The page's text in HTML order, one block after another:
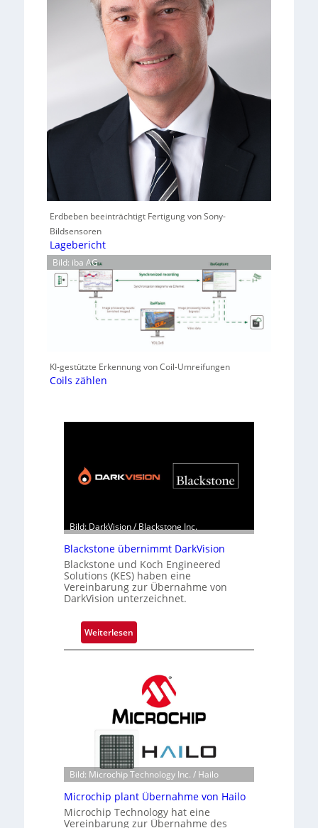
Erdbeben beeinträchtigt Fertigung von Sony-
Bildsensoren
Lagebericht
Bild: iba AG
KI-gestützte Erkennung von Coil-Umreifungen
Coils zählen
Bild: DarkVision / Blackstone Inc.
Blackstone übernimmt DarkVision
Blackstone und Koch Engineered
Solutions (KES) haben eine
Vereinbarung zur Übernahme von
DarkVision unterzeichnet.
Weiterlesen:
B
s
t
o
n
e
ü
b
Bild: Microchip Technology Inc. / Hailo
Microchip plant Übernahme von Hailo
Microchip Technology hat eine
Vereinbarung zur Übernahme des